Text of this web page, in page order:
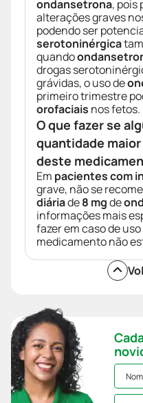
ondansetrona, pois
alterações graves
podendo ser
serotoninérgica
quando
drogas
grávidas, o uso de
primeiro trimestre
orofaciais nos fetos.
O que fazer se
quantidade
deste
Em pacientes com
grave, não se
diáriade8 mgde
informações mais
fazer em caso de
medicamento não